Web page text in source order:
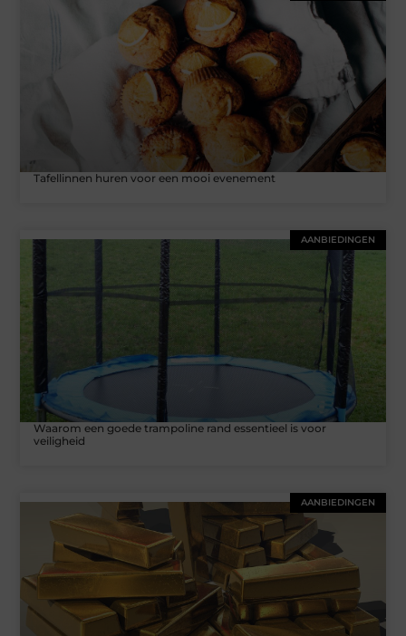
Tafellinnen huren voor een mooi evenement
AANBIEDINGEN
Waarom een goede trampoline rand essentieel is voor
veiligheid
AANBIEDINGEN